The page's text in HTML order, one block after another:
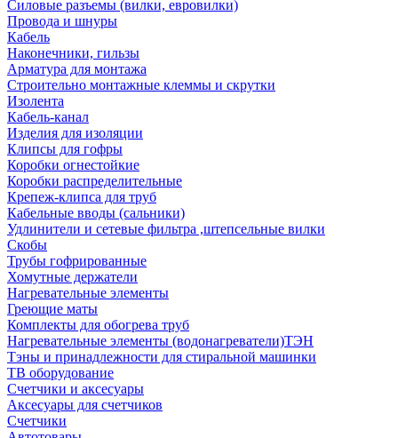
Силовые разъемы (вилки, евровилки)
Провода и шнуры
Кабель
Наконечники, гильзы
Арматура для монтажа
Строительно монтажные клеммы и скрутки
Изолента
Кабель-канал
Изделия для изоляции
Клипсы для гофры
Коробки огнестойкие
Коробки распределительные
Крепеж-клипса для труб
Кабельные вводы (сальники)
Удлинители и сетевые фильтра ,штепсельные вилки
Скобы
Трубы гофрированные
Хомутные держатели
Нагревательные элементы
Греющие маты
Комплекты для обогрева труб
Нагревательные элементы (водонагреватели)ТЭН
Тэны и принадлежности для стиральной машинки
ТВ оборудование
Счетчики и аксесуары
Аксесуары для счетчиков
Счетчики